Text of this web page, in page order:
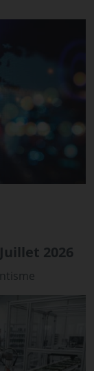
2026